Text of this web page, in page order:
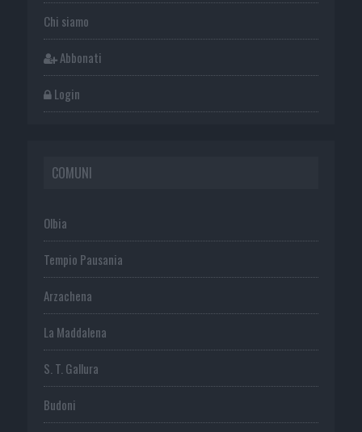
Chi siamo
Abbonati
Login
COMUNI
Olbia
Tempio Pausania
Arzachena
La Maddalena
S. T. Gallura
Budoni